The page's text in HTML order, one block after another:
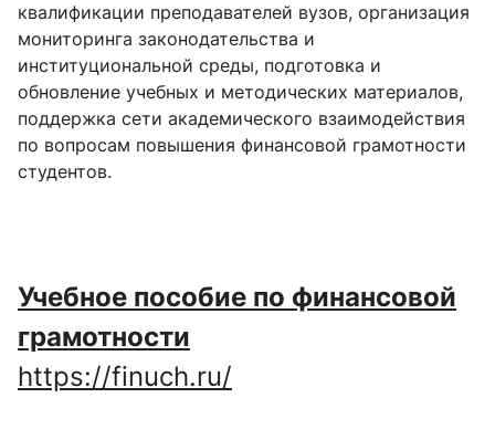
квалификации преподавателей вузов, организация
мониторинга законодательства и
институциональной среды, подготовка и
обновление учебных и методических материалов,
поддержка сети академического взаимодействия
по вопросам повышения финансовой грамотности
студентов.
Учебное пособие по финансовой
грамотности
https://finuch.ru/